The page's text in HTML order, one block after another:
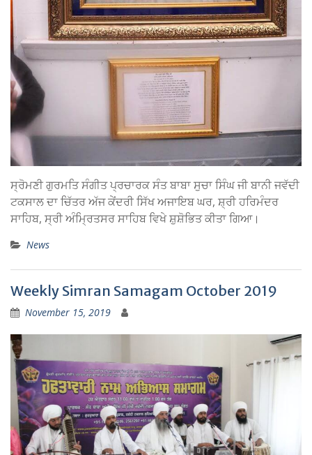
ਸ੍ਰੋਮਣੀ ਗੁਰਮਤਿ ਸੰਗੀਤ ਪ੍ਰਚਾਰਕ ਸੰਤ ਬਾਬਾ ਸੁਚਾ ਸਿੰਘ ਜੀ ਬਾਨੀ ਜਵੱਦੀ
ਟਕਸਾਲ ਦਾ ਚਿੱਤਰ ਅੱਜ ਕੇਂਦਰੀ ਸਿੱਖ ਅਜਾਇਬ ਘਰ, ਸ਼੍ਰੀ ਹਰਿਮੰਦਰ
ਸਾਹਿਬ, ਸ੍ਰੀ ਅੰਮ੍ਰਿਤਸਰ ਸਾਹਿਬ ਵਿਖੇ ਸ਼ੁਸ਼ੋਭਿਤ ਕੀਤਾ ਗਿਆ।
News
Weekly Simran Samagam October 2019
November 15, 2019